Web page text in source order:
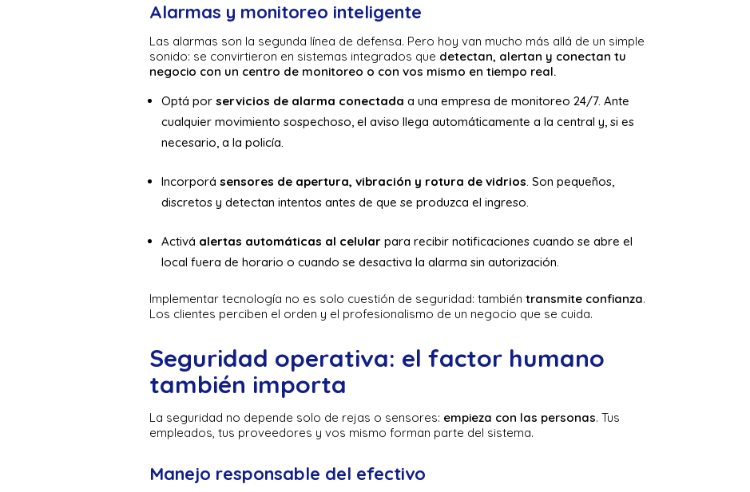
Alarmas y monitoreo inteligente
Las alarmas son la segunda línea de defensa. Pero hoy van mucho más allá de un simple
sonido: se convirtieron en sistemas integrados que detectan, alertan y conectan tu
negocio con un centro de monitoreo o con vos mismo en tiempo real.
Optá por servicios de alarma conectada a una empresa de monitoreo 24/7. Ante
cualquier movimiento sospechoso, el aviso llega automáticamente a la central y, si es
necesario, a la policía.
Incorporá sensores de apertura, vibración y rotura de vidrios. Son pequeños,
discretos y detectan intentos antes de que se produzca el ingreso.
Activá alertas automáticas al celularpara recibir notificaciones cuando se abre el
local fuera de horario o cuando se desactiva la alarma sin autorización.
Implementar tecnología no es solo cuestión de seguridad: también transmite confianza.
Los clientes perciben el orden y el profesionalismo de un negocio que se cuida.
Seguridad operativa: el factor humano
también importa
La seguridad no depende solo de rejas o sensores: empieza con las personas. Tus
empleados, tus proveedores y vos mismo forman parte del sistema.
Manejo responsable del efectivo